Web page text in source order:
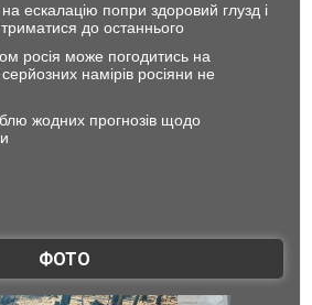
ескалацію попри здоровий глузд і
до останнього
росія може погодитись на
намірів росіяни не
жодних прогнозів щодо
ФОТО